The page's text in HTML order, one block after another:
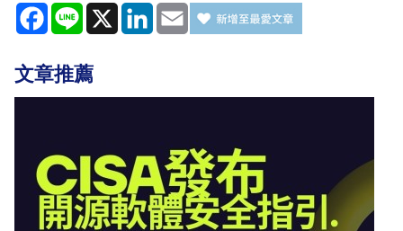
Facebook
Line X LinkedIn
Email
文章推薦